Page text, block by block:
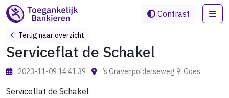
Contrast
Terug naar overzicht
Serviceflat de Schakel
2023-11-09 14:41:39 ’s Gravenpolderseweg 9, Goes
Serviceflat de Schakel